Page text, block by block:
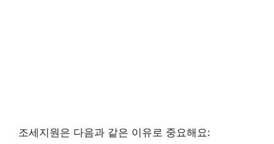
조세지원은 다음과 같은 이유로 중요해요: